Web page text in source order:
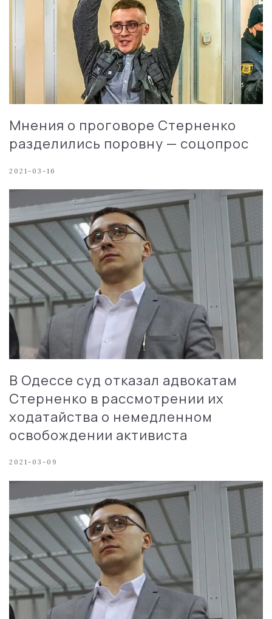
Мнения о проговоре Стерненко
разделились поровну — соцопрос
2021-03-16
В Одессе суд отказал адвокатам
Стерненко в рассмотрении их
ходатайства о немедленном
освобождении активиста
2021-03-09